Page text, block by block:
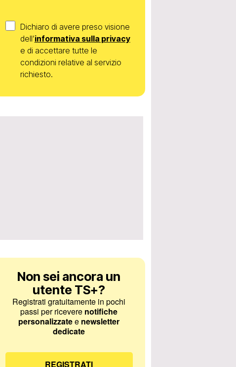
Dichiaro di avere preso visione
dell’informativa sulla privacy
e di accettare tutte le
condizioni relative al servizio
richiesto.
Non sei ancora un
utente TS+?
Registrati gratuitamente in pochi
passi per ricevere notifiche
personalizzatee newsletter
dedicate
REGISTRATI